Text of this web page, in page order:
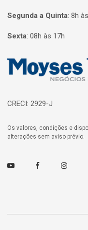
Segunda a Quinta: 8h
Sexta: 08h às 17h
Página inicial
CRECI: 2929-J
Os valores, condições e
alterações sem aviso prévio.
Youtube FacebookInstagram